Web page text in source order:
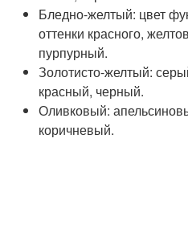
Бледно-желтый: цвет
оттенки красного,
пурпурный.
Золотисто-желтый:
красный, черный.
Оливковый:
коричневый.